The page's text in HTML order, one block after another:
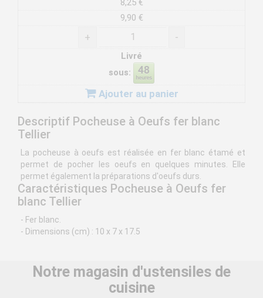
8,25 €
9,90 €
+ -
Livré
sous:
Ajouter au panier
Descriptif Pocheuse à Oeufs fer blanc
Tellier
La pocheuse à oeufs est réalisée en fer blanc étamé et
permet de pocher les oeufs en quelques minutes. Elle
permet également la préparations d'oeufs durs.
Caractéristiques Pocheuse à Oeufs fer
blanc Tellier
- Fer blanc.
- Dimensions (cm) : 10 x 7 x 17.5
Notre magasin d'ustensiles de
cuisine